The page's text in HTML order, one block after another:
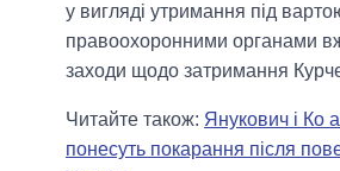
у вигляді утримання під
правоохоронними органами
заходи щодо затримання
Читайте також: Янукович і Ко
понесуть покарання після